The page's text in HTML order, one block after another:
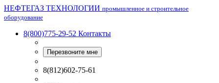
НЕФТЕГАЗ ТЕХНОЛОГИИ промышленное и строительное
оборудование
8(800)775-29-52 Контакты
Перезвоните мне
8(812)602-75-61